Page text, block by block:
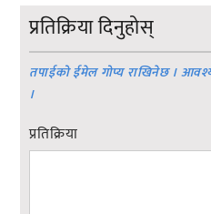
प्रतिक्रिया दिनुहोस्
तपाईको ईमेल गोप्य राखिनेछ ।
।
प्रतिक्रिया